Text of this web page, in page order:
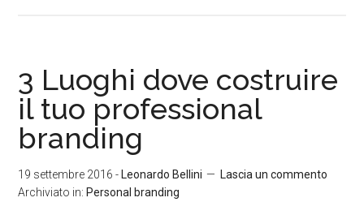
3 Luoghi dove costruire
il tuo professional
branding
19 settembre 2016 - Leonardo Bellini
Lascia un commento
Archiviato in: Personal branding